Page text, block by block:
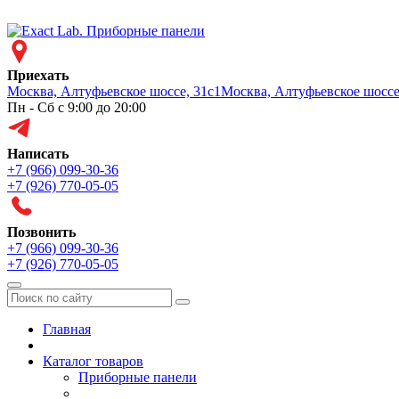
Приехать
Москва, Алтуфьевское шоссе, 31с1Москва, Алтуфьевское
Пн - Сб с 9:00 до 20:00
Написать
+7 (966) 099-30-36
+7 (926) 770-05-05
Позвонить
+7 (966) 099-30-36
+7 (926) 770-05-05
Меню
Главная
Каталог товаров
Приборные панели